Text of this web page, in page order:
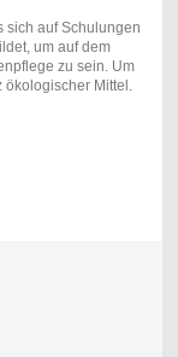
sich auf Schulungen
um auf dem
zu sein. Um
Mittel.